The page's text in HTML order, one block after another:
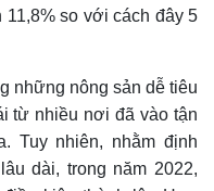
11,8% so với cách đây 5
những nông sản dễ tiêu
từ nhiều nơi đã vào tận
Tuy nhiên, nhằm định
dài, trong năm 2022,